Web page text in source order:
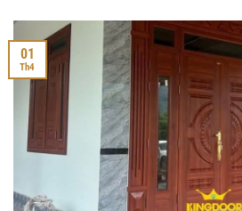
01
Th4